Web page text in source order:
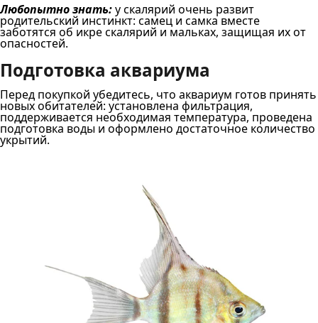
Любопытно знать:у скалярий очень развит
родительский инстинкт: самец и самка вместе
заботятся об икре скалярий и мальках, защищая их от
опасностей.
Подготовка аквариума
Перед покупкой убедитесь, что аквариум готов принять
новых обитателей: установлена фильтрация,
поддерживается необходимая температура, проведена
подготовка воды и оформлено достаточное количество
укрытий.